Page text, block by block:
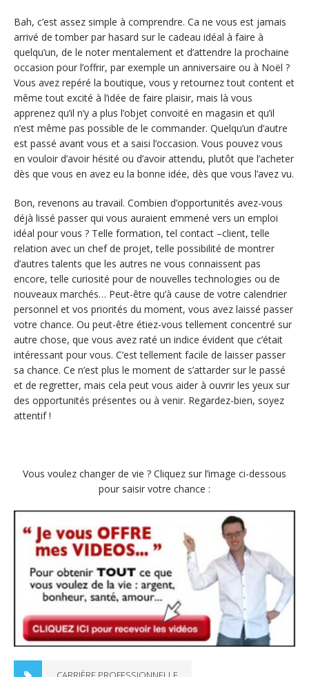
Bah, c’est assez simple à comprendre. Ca ne vous est jamais
arrivé de tomber par hasard sur le cadeau idéal à faire à
quelqu’un, de le noter mentalement et d’attendre la prochaine
occasion pour l’offrir, par exemple un anniversaire ou à Noël ?
Vous avez repéré la boutique, vous y retournez tout content et
même tout excité à l’idée de faire plaisir, mais là vous
apprenez qu’il n’y a plus l’objet convoité en magasin et qu’il
n’est même pas possible de le commander. Quelqu’un d’autre
est passé avant vous et a saisi l’occasion. Vous pouvez vous
en vouloir d’avoir hésité ou d’avoir attendu, plutôt que l’acheter
dès que vous en avez eu la bonne idée, dès que vous l’avez vu.
Bon, revenons au travail. Combien d’opportunités avez-vous
déjà lissé passer qui vous auraient emmené vers un emploi
idéal pour vous ? Telle formation, tel contact –client, telle
relation avec un chef de projet, telle possibilité de montrer
d’autres talents que les autres ne vous connaissent pas
encore, telle curiosité pour de nouvelles technologies ou de
nouveaux marchés… Peut-être qu’à cause de votre calendrier
personnel et vos priorités du moment, vous avez laissé passer
votre chance. Ou peut-être étiez-vous tellement concentré sur
autre chose, que vous avez raté un indice évident que c’était
intéressant pour vous. C’est tellement facile de laisser passer
sa chance. Ce n’est plus le moment de s’attarder sur le passé
et de regretter, mais cela peut vous aider à ouvrir les yeux sur
des opportunités présentes ou à venir. Regardez-bien, soyez
attentif !
Vous voulez changer de vie ? Cliquez sur l’image ci-dessous
pour saisir votre chance :